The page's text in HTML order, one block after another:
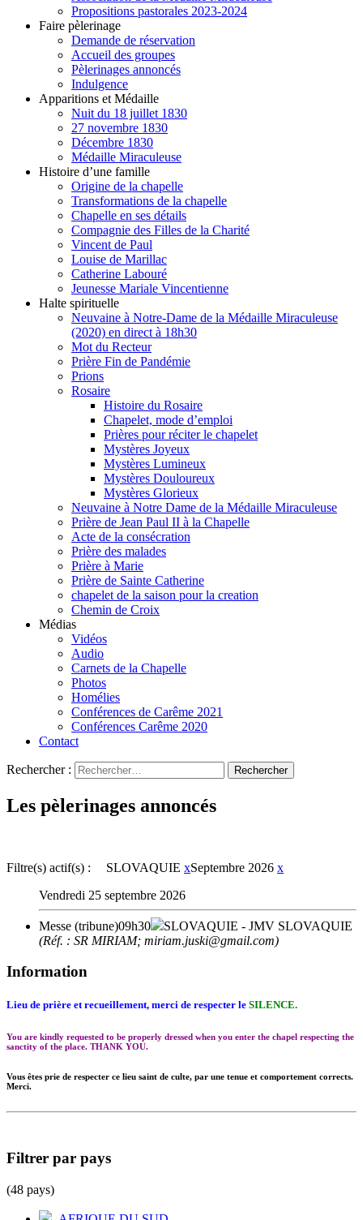
Propositions pastorales 2023-2024
Faire pèlerinage
Demande de réservation
Accueil des groupes
Pèlerinages annoncés
Indulgence
Apparitions et Médaille
Nuit du 18 juillet 1830
27 novembre 1830
Décembre 1830
Médaille Miraculeuse
Histoire d’une famille
Origine de la chapelle
Transformations de la chapelle
Chapelle en ses détails
Compagnie des Filles de la Charité
Vincent de Paul
Louise de Marillac
Catherine Labouré
Jeunesse Mariale Vincentienne
Halte spirituelle
Neuvaine à Notre-Dame de la Médaille Miraculeuse
(2020) en direct à 18h30
Mot du Recteur
Prière Fin de Pandémie
Prions
Rosaire
Histoire du Rosaire
Chapelet, mode d’emploi
Prières pour réciter le chapelet
Mystères Joyeux
Mystères Lumineux
Mystères Douloureux
Mystères Glorieux
Neuvaine à Notre Dame de la Médaille Miraculeuse
Prière de Jean Paul II à la Chapelle
Acte de la consécration
Prière des malades
Prière à Marie
Prière de Sainte Catherine
chapelet de la saison pour la creation
Chemin de Croix
Médias
Vidéos
Audio
Carnets de la Chapelle
Photos
Homélies
Conférences de Carême 2021
Conférences Carême 2020
Contact
Rechercher :
Les pèlerinages annoncés
Filtre(s) actif(s) : SLOVAQUIE xSeptembre 2026 x
Vendredi 25 septembre 2026
Messe (tribune)09h30 SLOVAQUIE - JMV SLOVAQUIE
(Réf. : SR MIRIAM; miriam.juski@gmail.com)
Information
Lieu de prière et recueillement, merci de respecter le SILENCE.
You are kindly requested to be properly dressed when you enter the chapel respecting the
sanctity of the place. THANK YOU.
Vous êtes prie de respecter ce lieu saint de culte, par une tenue et comportement corrects.
Merci.
Filtrer par pays
(48 pays)